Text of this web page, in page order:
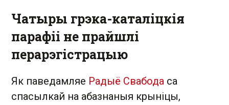
Чатыры грэка-каталіцкія
парафіі не прайшлі
перарэгістрацыю
Як паведамляе Радыё Свабода са
спасылкай на абазнаныя крыніцы,